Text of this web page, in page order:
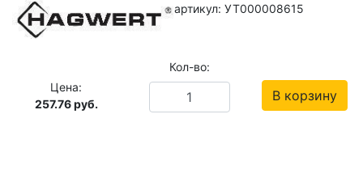
артикул: УТ000008615
Цена:
257.76руб.
Кол-во:
В корзину